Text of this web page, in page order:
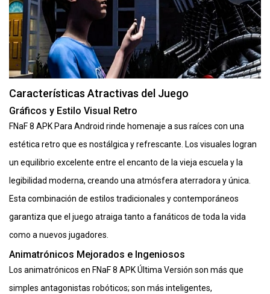
Características Atractivas del Juego
Gráficos y Estilo Visual Retro
FNaF 8 APK Para Android rinde homenaje a sus raíces con una
estética retro que es nostálgica y refrescante. Los visuales logran
un equilibrio excelente entre el encanto de la vieja escuela y la
legibilidad moderna, creando una atmósfera aterradora y única.
Esta combinación de estilos tradicionales y contemporáneos
garantiza que el juego atraiga tanto a fanáticos de toda la vida
como a nuevos jugadores.
Animatrónicos Mejorados e Ingeniosos
Los animatrónicos en FNaF 8 APK Última Versión son más que
simples antagonistas robóticos; son más inteligentes,